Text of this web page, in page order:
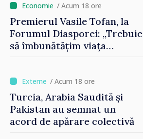
imaginii Republicii Moldova”
/ Acum 18 ore
Premierul Vasile Tofan, la
Forumul Diasporei: „Trebuie
să îmbunătățim viața
/ Acum 18 ore
Turcia, Arabia Saudită și
Pakistan au semnat un
acord de apărare colectivă